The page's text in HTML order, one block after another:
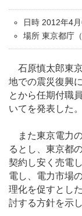
日時 2012年4
場所 東京都庁
石原慎太郎東
地での震災復興
とから任期付職
いてを発表した。
また東京電力
るとし、東京都
契約し安く売電
電し、電力市場
理化を促すとし
討する方針を示し